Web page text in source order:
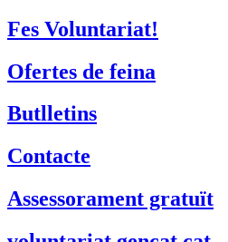
Fes Voluntariat!
Ofertes de feina
Butlletins
Contacte
Assessorament gratuït